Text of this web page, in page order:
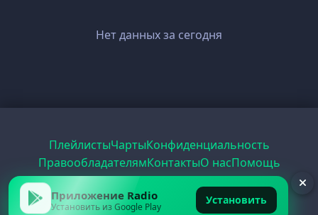
Нет данных за сегодня
ПлейлистыЧартыКонфиденциальность
ПравообладателямКонтактыО насПомощь
РецептыРадиоPDFRecordЕГЭ
Приложение Radio
Установить из Google Play Установить